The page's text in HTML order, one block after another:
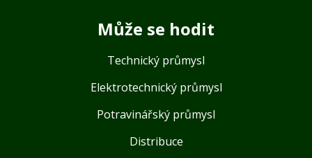
Může se hodit
Technický průmysl
Elektrotechnický průmysl
Potravinářský průmysl
Distribuce